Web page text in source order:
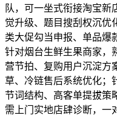
队，可一坐式衔接淘宝新
觉升级、题目搜刮权沉优
类大促勾当申报、单品爆
针对烟台生鲜生果商家，
营节拍、复购用户沉淀方
草、冷链售后系统优化；
节词结构、高客单提拔策
需上门实地店肆诊断，一